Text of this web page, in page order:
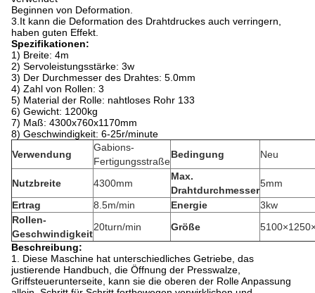
Beginnen von Deformation.
3.It kann die Deformation des Drahtdruckes auch verringern,
haben guten Effekt.
Spezifikationen:
1) Breite: 4m
2) Servoleistungsstärke: 3w
3) Der Durchmesser des Drahtes: 5.0mm
4) Zahl von Rollen: 3
5) Material der Rolle: nahtloses Rohr 133
6) Gewicht: 1200kg
7) Maß: 4300x760x1170mm
8) Geschwindigkeit: 6-25r/minute
Verwendung
Gabions-
Fertigungsstraße
Bedingung Neu
Nutzbreite 4300mm
Max.
Drahtdurchmesser
5mm
Ertrag
8.5m/min Energie
3kw
Rollen-
Geschwindigkeit
20turn/min Größe
Beschreibung:
1. Diese Maschine hat unterschiedliches Getriebe, das
justierende Handbuch, die Öffnung der Presswalze,
Griffsteuerunterseite, kann sie die oberen der Rolle Anpassung